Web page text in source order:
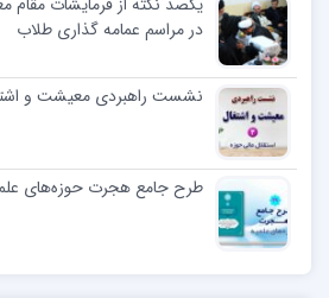
در مراسم عمامه گذاری طلاب
نشست راهبردی معیشت و
طرح جامع هجرت حوزه‌های